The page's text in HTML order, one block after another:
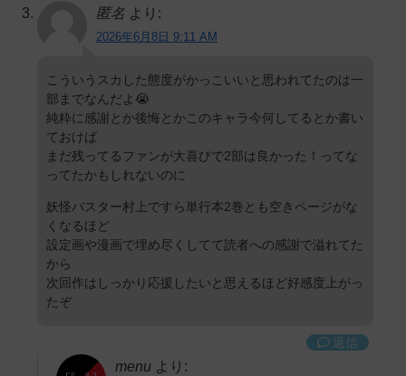
匿名 より:
2026年6月8日 9:11 AM
こういうスカした態度がかっこいいと思われてたのは一
部までなんだよ😭
純粋に感謝とか後悔とかこのキャラ今何してるとか書い
ておけば
まだ残ってるファンが大喜びで2部は良かった！ってな
ってたかもしれないのに
妖怪バスター村上ですら単行本2巻とも空きページがな
くなるほど
設定画や漫画で埋め尽くしてて読者への感謝で溢れてた
から
次回作はしっかり応援したいと思えるほど好感度上がっ
たぞ
返信
menu より: